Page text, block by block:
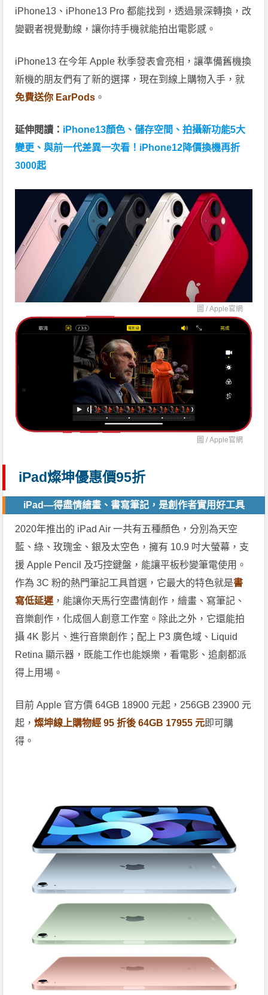
iPhone13、iPhone13 Pro 都能找到，透過景深轉換，改
變觀者視覺動線，讓你持手機就能拍出電影感。
iPhone13 在今年 Apple 秋季發表會亮相，讓準備舊機換
新機的朋友們有了新的選擇，現在到線上購物入手，就
免費送你 EarPods 。
延伸閱讀： iPhone13顏色、儲存空間、拍攝新功能5大
變更、與前一代差異一次看！iPhone12降價換機再折
3000起
圖 /Apple官網
圖 /Apple官網
iPad燦坤優惠價95折
iPad—得盡情繪畫、書寫筆記，是創作者實用好工具
2020年推出的 iPad Air 一共有五種顏色，分別為天空
藍、綠、玫瑰金、銀及太空色，擁有 10.9 吋大螢幕，支
援 Apple Pencil 及巧控鍵盤，能讓平板秒變筆電使用。
作為 3C 粉的熱門筆記工具首選，它最大的特色就是書
寫低延遲 ，能讓你天馬行空盡情創作，繪畫、寫筆記、
音樂創作，化成個人創意工作室。除此之外，它還能拍
攝 4K 影片、進行音樂創作；配上 P3 廣色域、Liquid
Retina 顯示器，既能工作也能娛樂，看電影、追劇都派
得上用場。
目前 Apple 官方價 64GB 18900 元起，256GB 23900 元
起，燦坤線上購物經 95 折後 64GB 17955 元即可購
得。